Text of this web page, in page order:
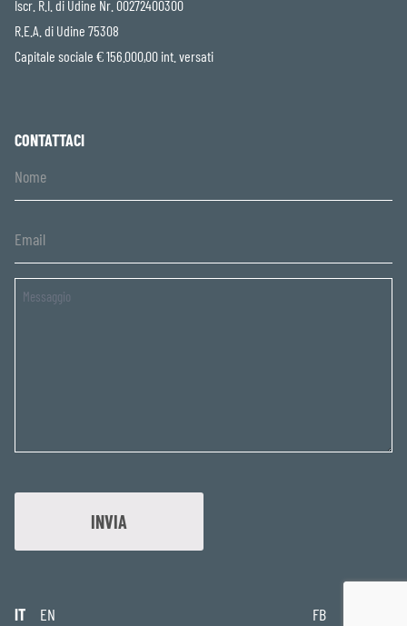
Iscr. R.I. di Udine Nr. 00272400300
R.E.A. di Udine 75308
Capitale sociale € 156.000,00 int. versati
CONTATTACI
Untitled
IT EN FB